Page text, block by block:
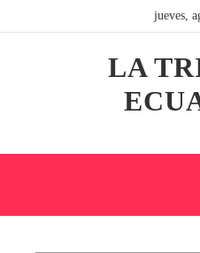
jueves,
LA